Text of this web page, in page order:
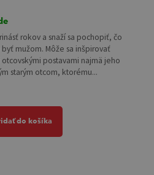
rokov a snaží sa pochopiť, čo
mužom. Môže sa inšpirovať
postavami najmä jeho
starým otcom, ktorému...
do košíka